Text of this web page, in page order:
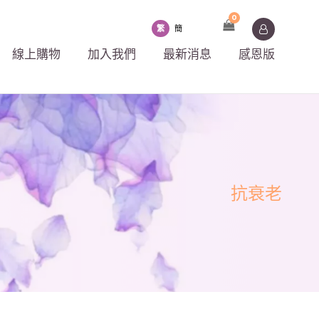
線上購物 加入我們 最新消息 感恩版
繁 簡
0
抗衰老